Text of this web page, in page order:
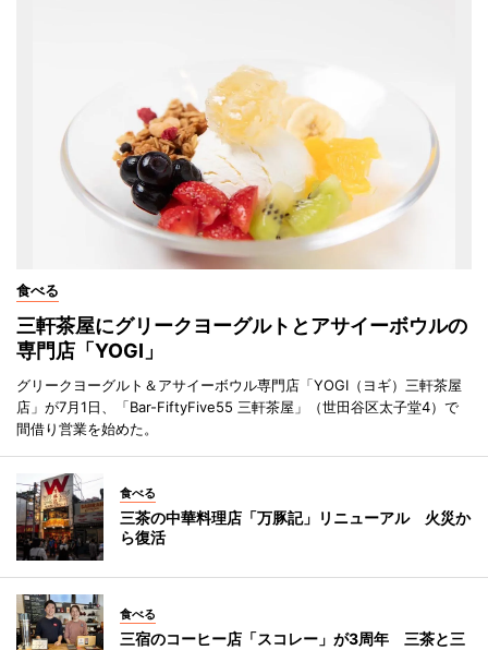
食べる
三軒茶屋にグリークヨーグルトとアサイーボウルの
専門店「YOGI」
グリークヨーグルト＆アサイーボウル専門店「YOGI（ヨギ）三軒茶屋
店」が7月1日、「Bar-FiftyFive55 三軒茶屋」（世田谷区太子堂4）で
間借り営業を始めた。
食べる
三茶の中華料理店「万豚記」リニューアル 火災か
ら復活
食べる
三宿のコーヒー店「スコレー」が3周年 三茶と三